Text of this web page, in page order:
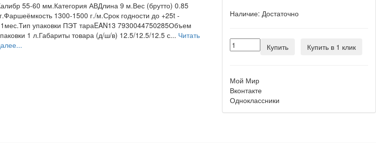
55-60 мм.Категория АВДлина 9 м.Вес (брутто) 0.85
1300-1500 г./м.Срок годности до +25t -
упаковки ПЭТ тараEAN13 7930044750285Объем
1 л.Габариты товара (д/ш/в) 12.5/12.5/12.5 с... Читать
Наличие: Достаточно
Купить Купить в 1 клик
Мой Мир
Вконтакте
Одноклассники